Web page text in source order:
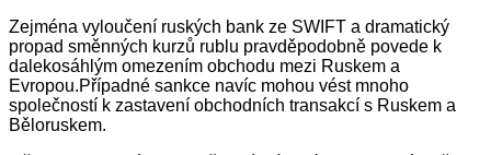
Zejména vyloučení ruských bank ze SWIFT a dramatický
propad směnných kurzů rublu pravděpodobně povede k
dalekosáhlým omezením obchodu mezi Ruskem a
Evropou.Případné sankce navíc mohou vést mnoho
společností k zastavení obchodních transakcí s Ruskem a
Běloruskem.